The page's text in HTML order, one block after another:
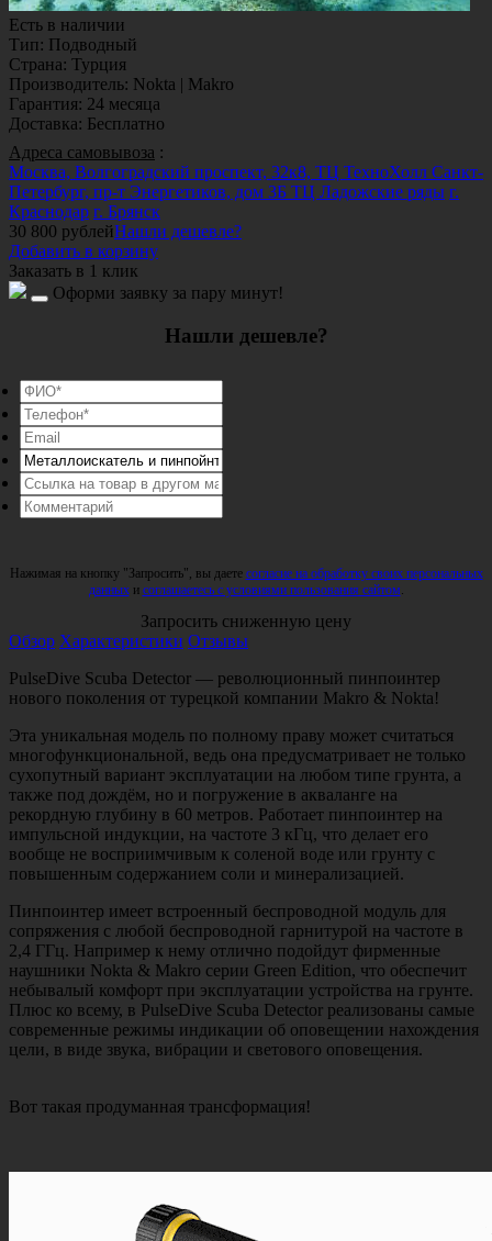
Есть в наличии
Тип: Подводный
Страна: Турция
Производитель: Nokta | Makro
Гарантия: 24 месяца
Доставка: Бесплатно
Адреса самовывоза :
Москва, Волгоградский проспект, 32к8, ТЦ ТехноХолл Санкт-
Петербург, пр-т Энергетиков, дом 3Б ТЦ Ладожские ряды г.
Краснодар г. Брянск
30 800 рублейНашли дешевле?
Добавить в корзину
Заказать в 1 клик
Оформи заявку за пару минут!
Нашли дешевле?
Нажимая на кнопку "Запросить", вы даете согласие на обработку своих персональных
данныхи соглашаетесь с условиями пользования сайтом.
Запросить сниженную цену
Обзор Характеристики Отзывы
PulseDive Scuba Detector — революционный пинпоинтер
нового поколения от турецкой компании Makro & Nokta!
Эта уникальная модель по полному праву может считаться
многофункциональной, ведь она предусматривает не только
сухопутный вариант эксплуатации на любом типе грунта, а
также под дождём, но и погружение в акваланге на
рекордную глубину в 60 метров. Работает пинпоинтер на
импульсной индукции, на частоте 3 кГц, что делает его
вообще не восприимчивым к соленой воде или грунту с
повышенным содержанием соли и минерализацией.
Пинпоинтер имеет встроенный беспроводной модуль для
сопряжения с любой беспроводной гарнитурой на частоте в
2,4 ГГц. Например к нему отлично подойдут фирменные
наушники Nokta & Makro серии Green Edition, что обеспечит
небывалый комфорт при эксплуатации устройства на грунте.
Плюс ко всему, в PulseDive Scuba Detector реализованы самые
современные режимы индикации об оповещении нахождения
цели, в виде звука, вибрации и светового оповещения.
Вот такая продуманная трансформация!